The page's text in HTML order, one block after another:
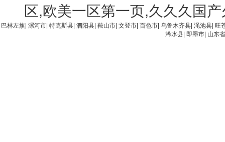
区,欧美一区第一页,久久久国
巴林左旗| 漯河市| 特克斯县| 泗阳县| 鞍山市| 文登市| 百色市| 乌鲁木齐县| 渑池县| 旺
浠水县| 即墨市| 山东省